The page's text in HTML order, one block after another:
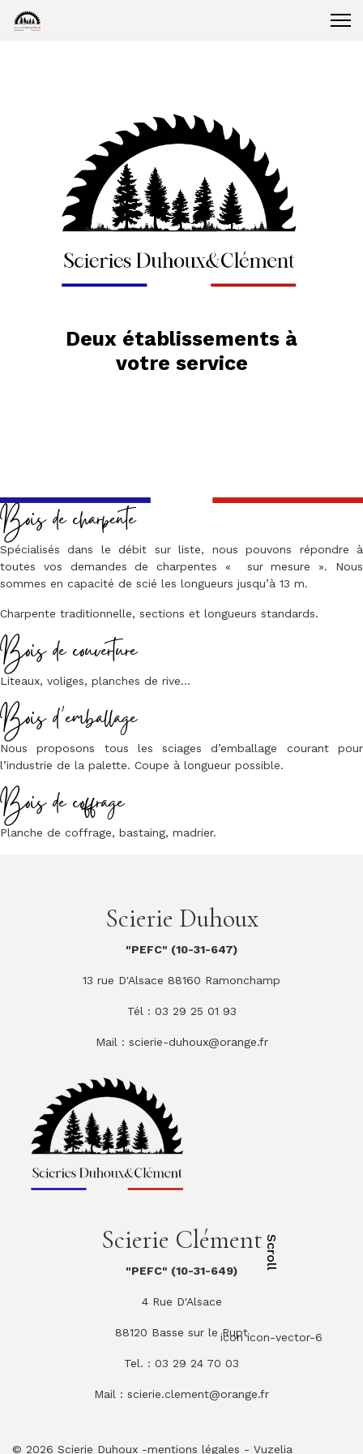
Deux établissements à
votre service
Scroll
icon icon-vector-6
Bois de charpente
Spécialisés dans le débit sur liste, nous pouvons répondre à
toutes vos demandes de charpentes « sur mesure ». Nous
sommes en capacité de scié les longueurs jusqu’à 13 m.
Charpente traditionnelle, sections et longueurs standards.
Bois de couverture
Liteaux, voliges, planches de rive…
Bois d’emballage
Nous proposons tous les sciages d’emballage courant pour
l’industrie de la palette. Coupe à longueur possible.
Bois de coffrage
Planche de coffrage, bastaing, madrier.
Scierie Duhoux
"PEFC" (10-31-647)
13 rue D'Alsace 88160 Ramonchamp
Tél : 03 29 25 01 93
Mail : scierie-duhoux@orange.fr
Scierie Clément
"PEFC" (10-31-649)
4 Rue D'Alsace
88120 Basse sur le Rupt
Tel. : 03 29 24 70 03
Mail : scierie.clement@orange.fr
© 2026 Scierie Duhoux -mentions légales - Vuzelia